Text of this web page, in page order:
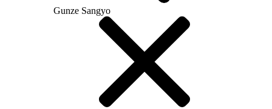
Gunze Sangyo